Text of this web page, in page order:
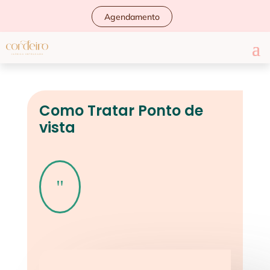
Agendamento
Como Tratar Ponto de
vista
"